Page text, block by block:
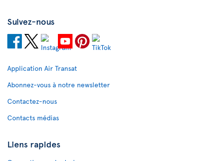
Suivez-nous
Application Air Transat
Abonnez-vous à notre newsletter
Contactez-nous
Contacts médias
Liens rapides